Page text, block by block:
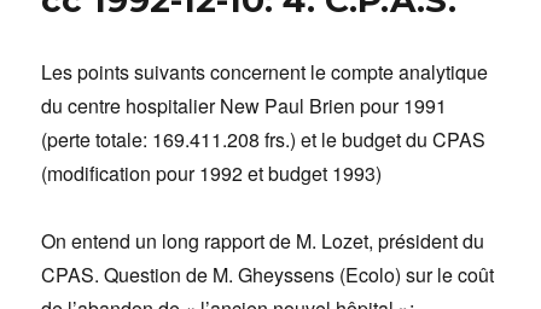
Les points suivants concernent le compte analytique
du centre hospitalier New Paul Brien pour 1991
(perte totale: 169.411.208 frs.) et le budget du CPAS
(modification pour 1992 et budget 1993)
On entend un long rapport de M. Lozet, président du
CPAS. Question de M. Gheyssens (Ecolo) sur le coût